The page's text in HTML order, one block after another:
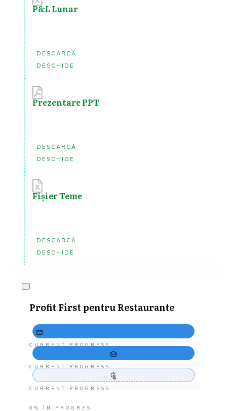
P&L Lunar
DESCARCĂ
DESCHIDE
Prezentare PPT
DESCARCĂ
DESCHIDE
Fișier Teme
DESCARCĂ
DESCHIDE
Profit First pentru Restaurante
CURRENT PROGRESS
CURRENT PROGRESS
CURRENT PROGRESS
0% ÎN PROGRES